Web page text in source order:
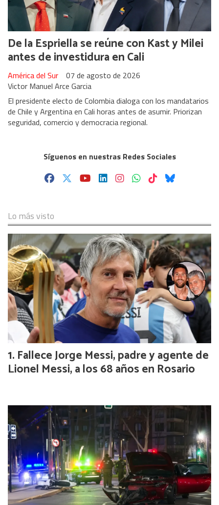
De la Espriella se reúne con Kast y Milei
antes de investidura en Cali
Victor Manuel Arce Garcia
América del Sur 07 de agosto de 2026
El presidente electo de Colombia dialoga con los mandatarios
de Chile y Argentina en Cali horas antes de asumir. Priorizan
seguridad, comercio y democracia regional.
Síguenos en nuestras Redes Sociales
Lo más visto
Fallece Jorge Messi, padre y agente de
Lionel Messi, a los 68 años en Rosario